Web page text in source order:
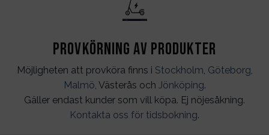
Provkörning av produkter
Möjligheten att provköra finns i Stockholm, Göteborg,
Malmö, Västerås och Jönköping.
Gäller endast kunder som vill köpa. Ej nöjesåkning.
Kontakta oss för tidsbokning.